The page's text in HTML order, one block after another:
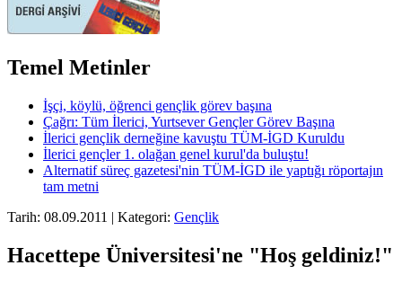
Temel Metinler
İşçi, köylü, öğrenci gençlik görev başına
Çağrı: Tüm İlerici, Yurtsever Gençler Görev Başına
İlerici gençlik derneğine kavuştu TÜM-İGD Kuruldu
İlerici gençler 1. olağan genel kurul'da buluştu!
Alternatif süreç gazetesi'nin TÜM-İGD ile yaptığı röportajın
tam metni
Tarih: 08.09.2011 | Kategori: Gençlik
Hacettepe Üniversitesi'ne "Hoş geldiniz!"